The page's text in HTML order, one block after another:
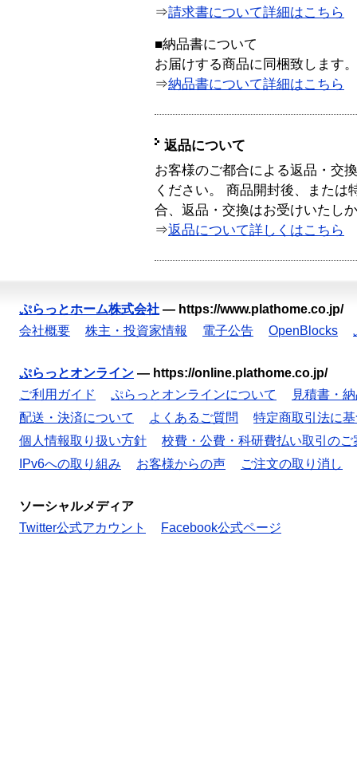
⇒請求書について詳細はこちら
■納品書について
お届けする商品に同梱致します。
⇒納品書について詳細はこちら
返品について
お客様のご都合による返品・交
ください。 商品開封後、または
合、返品・交換はお受けいたし
⇒返品について詳しくはこちら
ぷらっとホーム株式会社 — https://www.plathome.co.jp/
会社概要
株主・投資家情報 電子公告 OpenBlocks
ぷらっとオンライン — https://online.plathome.co.jp/
ご利用ガイド
ぷらっとオンラインについて
見積書・
配送・決済について
よくあるご質問
特定商取引法に
個人情報取り扱い方針
校費・公費・科研費払い取引のご
IPv6への取り組み
お客様からの声 ご注文の取り消し
ソーシャルメディア
Twitter公式アカウント
Facebook公式ページ